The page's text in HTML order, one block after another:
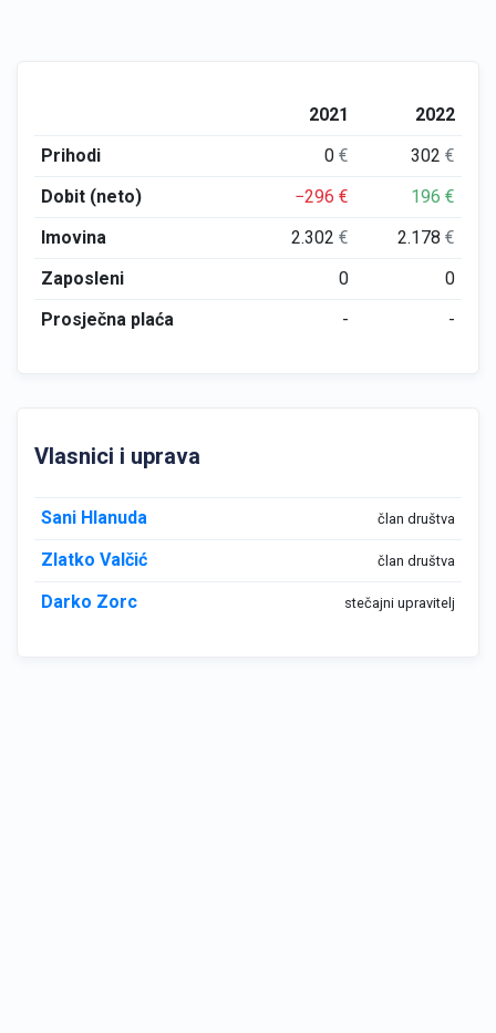
2021
2022
Prihodi
0€ 302€
Dobit (neto)
−296€ 196€
Imovina
2.302€ 2.178€
Zaposleni
0
0
Prosječna plaća
- -
Vlasnici i uprava
Sani Hlanuda član društva
Zlatko Valčić član društva
Darko Zorc stečajni upravitelj